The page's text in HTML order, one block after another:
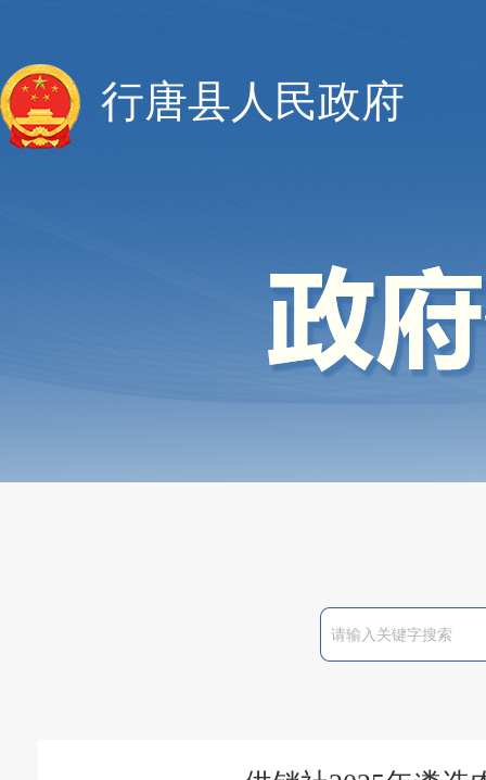
行唐县人民政府